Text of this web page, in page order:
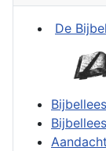
De Bijbel